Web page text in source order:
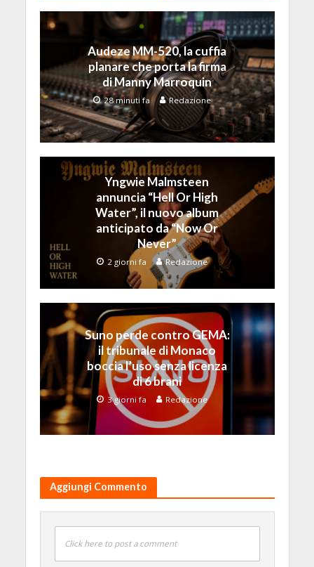
Audeze MM-520, la cuffia
planare che porta la firma
di Manny Marroquin
28 minuti fa Redazione
Yngwie Malmsteen
annuncia “Hell Or High
Water”, il nuovo album
anticipato da “Now Or
Never”
2 giorni fa Redazione
Suno perde contro GEMA:
il tribunale di Monaco
boccia l’uso senza licenza
di 6 brani
3 giorni fa Redazione
Aggiungi Commento
Click here to post a comment